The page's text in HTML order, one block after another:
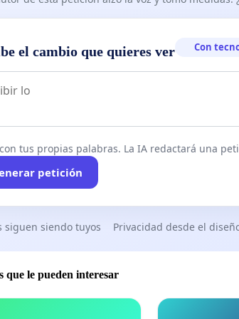
el cambio que quieres ver Con
tus propias palabras. La IA redactará una
petición
siguen siendo tuyos Privacidad desde el
que le pueden interesar